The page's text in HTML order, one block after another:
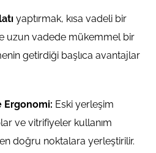
yaptırmak, kısa vadeli bir
uzun vadede mükemmel bir
getirdiği başlıca avantajlar
Ergonomi: Eski yerleşim
ve vitrifiyeler kullanım
en doğru noktalara yerleştirilir.